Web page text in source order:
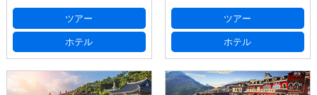
ツアー
ホテル
ツアー
ホテル